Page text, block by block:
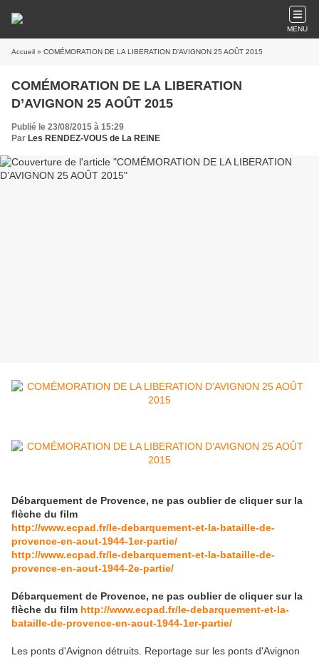
MENU
Accueil » COMÉMORATION DE LA LIBERATION D’AVIGNON 25 AOÛT 2015
COMÉMORATION DE LA LIBERATION
D’AVIGNON 25 AOÛT 2015
Publié le 23/08/2015 à 15:29
Par Les RENDEZ-VOUS de La REINE
Débarquement de Provence, ne pas oublier de cliquer sur la
flèche du film
http://www.ecpad.fr/le-debarquement-et-la-bataille-de-
provence-en-aout-1944-1er-partie/
http://www.ecpad.fr/le-debarquement-et-la-bataille-de-
provence-en-aout-1944-2e-partie/
Débarquement de Provence, ne pas oublier de cliquer sur la
flèche du film http://www.ecpad.fr/le-debarquement-et-la-
bataille-de-provence-en-aout-1944-1er-partie/
Les ponts d'Avignon détruits. Reportage sur les ponts d'Avignon